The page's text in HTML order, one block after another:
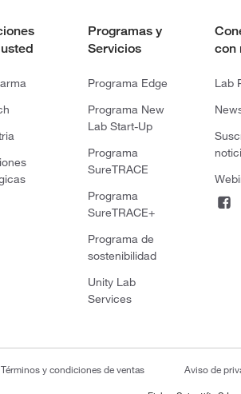
Programas y
Servicios
Programa Edge
Programa New
Lab Start-Up
Programa
SureTRACE
Programa
SureTRACE+
Programa de
sostenibilidad
Unity Lab
Services
con
Lab
Términos y condiciones de ventas Aviso de